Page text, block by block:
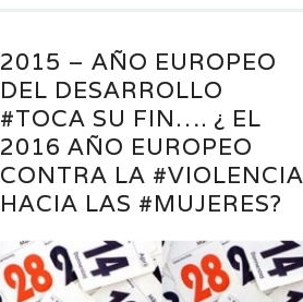
2015 – AÑO EUROPEO
DEL DESARROLLO
#TOCA SU FIN…. ¿ EL
2016 AÑO EUROPEO
CONTRA LA ‪#‎VIOLENCIA‬
HACIA LAS ‪#‎MUJERES‬?